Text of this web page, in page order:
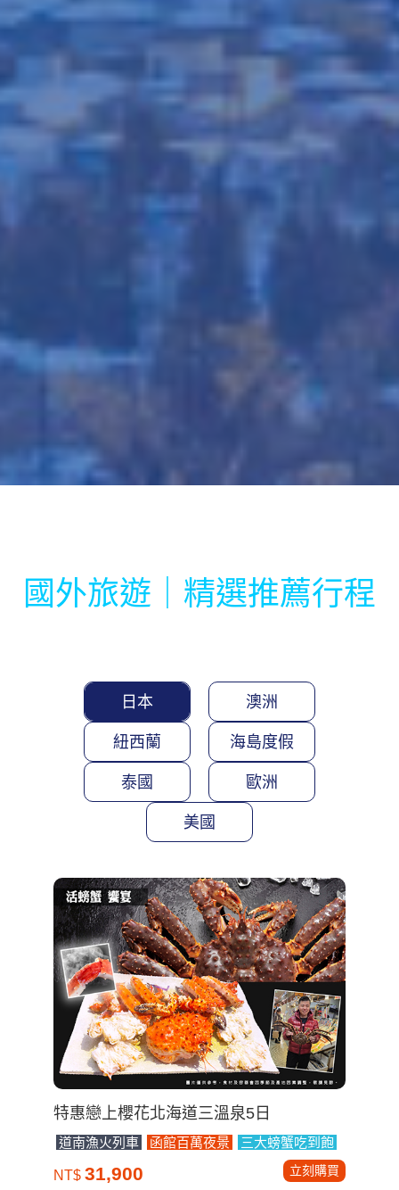
國外旅遊｜精選推薦行程
日本 澳洲
紐西蘭 海島度假
泰國 歐洲
美國
特惠戀上櫻花北海道三溫泉5日
道南漁火列車 函館百萬夜景 三大螃蟹吃到飽
NT$ 31,900 立刻購買